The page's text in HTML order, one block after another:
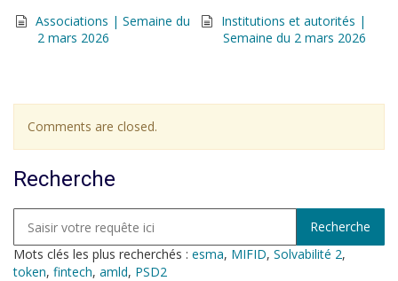
Associations | Semaine du
2 mars 2026
Institutions et autorités |
Semaine du 2 mars 2026
Comments are closed.
Recherche
Mots clés les plus recherchés : esma, MIFID, Solvabilité 2,
token, fintech, amld, PSD2